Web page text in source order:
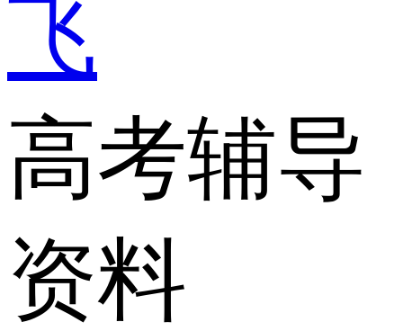
飞
高考辅导
资料